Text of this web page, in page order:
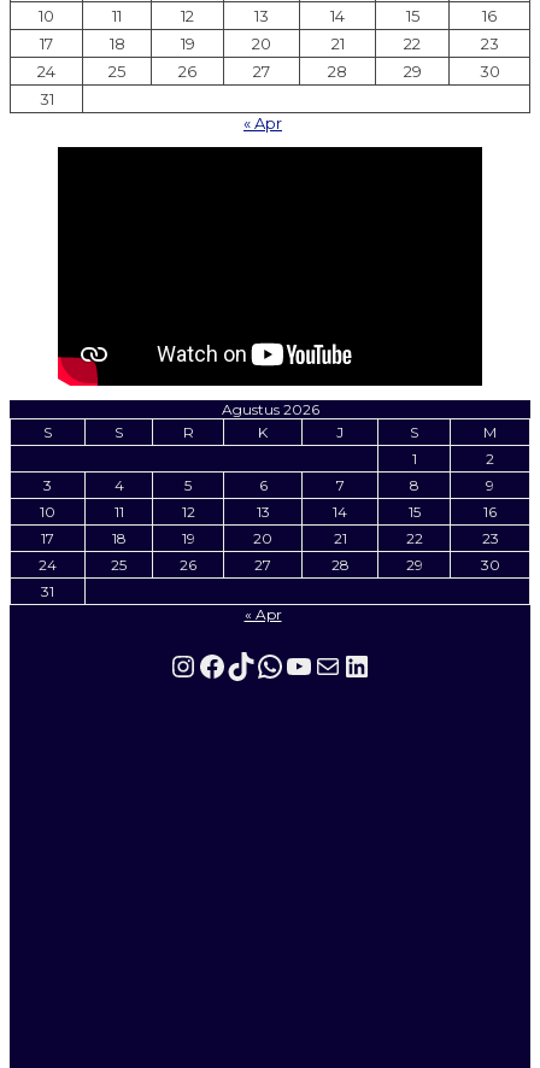
10
11 12 13 14 15
16
17
18 19 20 21 22
23
24
25 26 27 28 29
30
31
« Apr
Agustus 2026
S
S R K J S
M
1
2
3
4 5 6 7 8
9
10
11 12 13 14 15
16
17
18 19 20 21 22
23
24
25 26 27 28 29
30
31
« Apr
Instagram
Facebook
TikTok
WhatsApp
YouTube
MailLinkedIn